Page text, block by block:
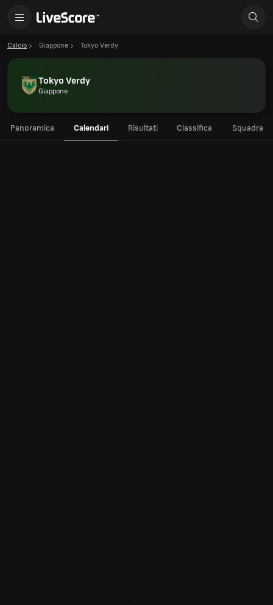
Calcio Giappone Tokyo Verdy
Tokyo Verdy
Giappone
Panoramica Calendari Risultati Classifica Squadra